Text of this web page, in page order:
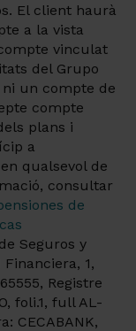
El client haurà
a la vista
vinculat
del Grupo
ni un compte de
compte
plans i
a
qualsevol de
consultar
de
Seguros y
1,
Registre
foli.1, full AL-
CECABANK,